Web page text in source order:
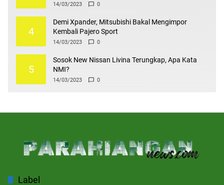
14/03/2023 0
4
Demi Xpander, Mitsubishi Bakal Mengimpor
Kembali Pajero Sport
14/03/2023 0
5
Sosok New Nissan Livina Terungkap, Apa Kata
NMI?
14/03/2023 0
Label